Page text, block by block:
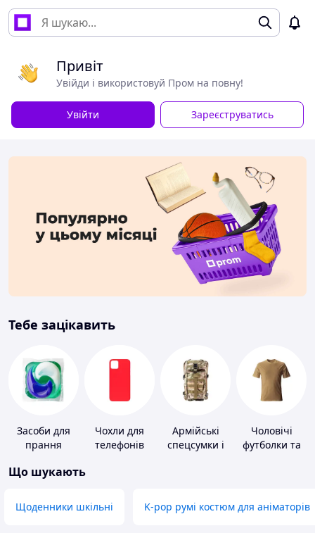
Привіт
Увійди і використовуй Пром на повну!
Увійти Зареєструватись
Тебе зацікавить
Засоби для
прання
Чохли для
телефонів
Армійські
спецсумки і
Чоловічі
футболки та
Що шукають
Щоденники шкільні K-pop румі костюм для аніматорів